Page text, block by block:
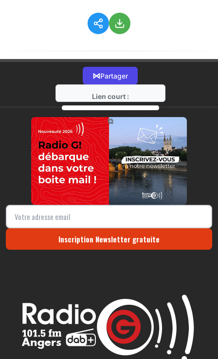
⋈Partager
Lien court :
https://radio-g.fr?13328
⧉
Inscription Newsletter gratuite